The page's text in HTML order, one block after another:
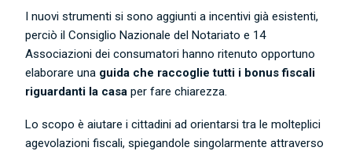
I nuovi strumenti si sono aggiunti a incentivi già esistenti,
perciò il Consiglio Nazionale del Notariato e 14
Associazioni dei consumatori hanno ritenuto opportuno
elaborare una guida che raccoglie tutti i bonus fiscali
riguardanti la casa per fare chiarezza.
Lo scopo è aiutare i cittadini ad orientarsi tra le molteplici
agevolazioni fiscali, spiegandole singolarmente attraverso